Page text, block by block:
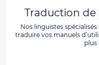
Traduction de
Nos linguistes
traduire vos manuels
plus